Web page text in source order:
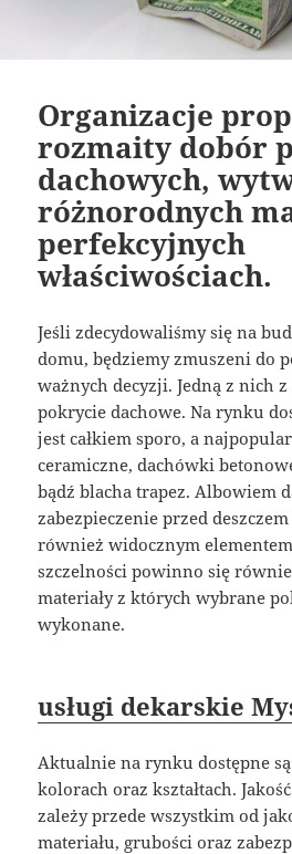
Organizacje
rozmaity dobór
dachowych,
różnorodnych
perfekcyjnych
właściwościach.
Jeśli zdecydowaliśmy się na
domu, będziemy zmuszeni do
ważnych decyzji. Jedną z nich
pokrycie dachowe. Na rynku
jest całkiem sporo, a
ceramiczne, dachówki
bądź blacha trapez. Albowiem
zabezpieczenie przed
również widocznym
szczelności powinno się
materiały z których wybrane
wykonane.
usługi dekarskie
Aktualnie na rynku dostępne
kolorach oraz kształtach.
zależy przede wszystkim od
materiału, grubości oraz